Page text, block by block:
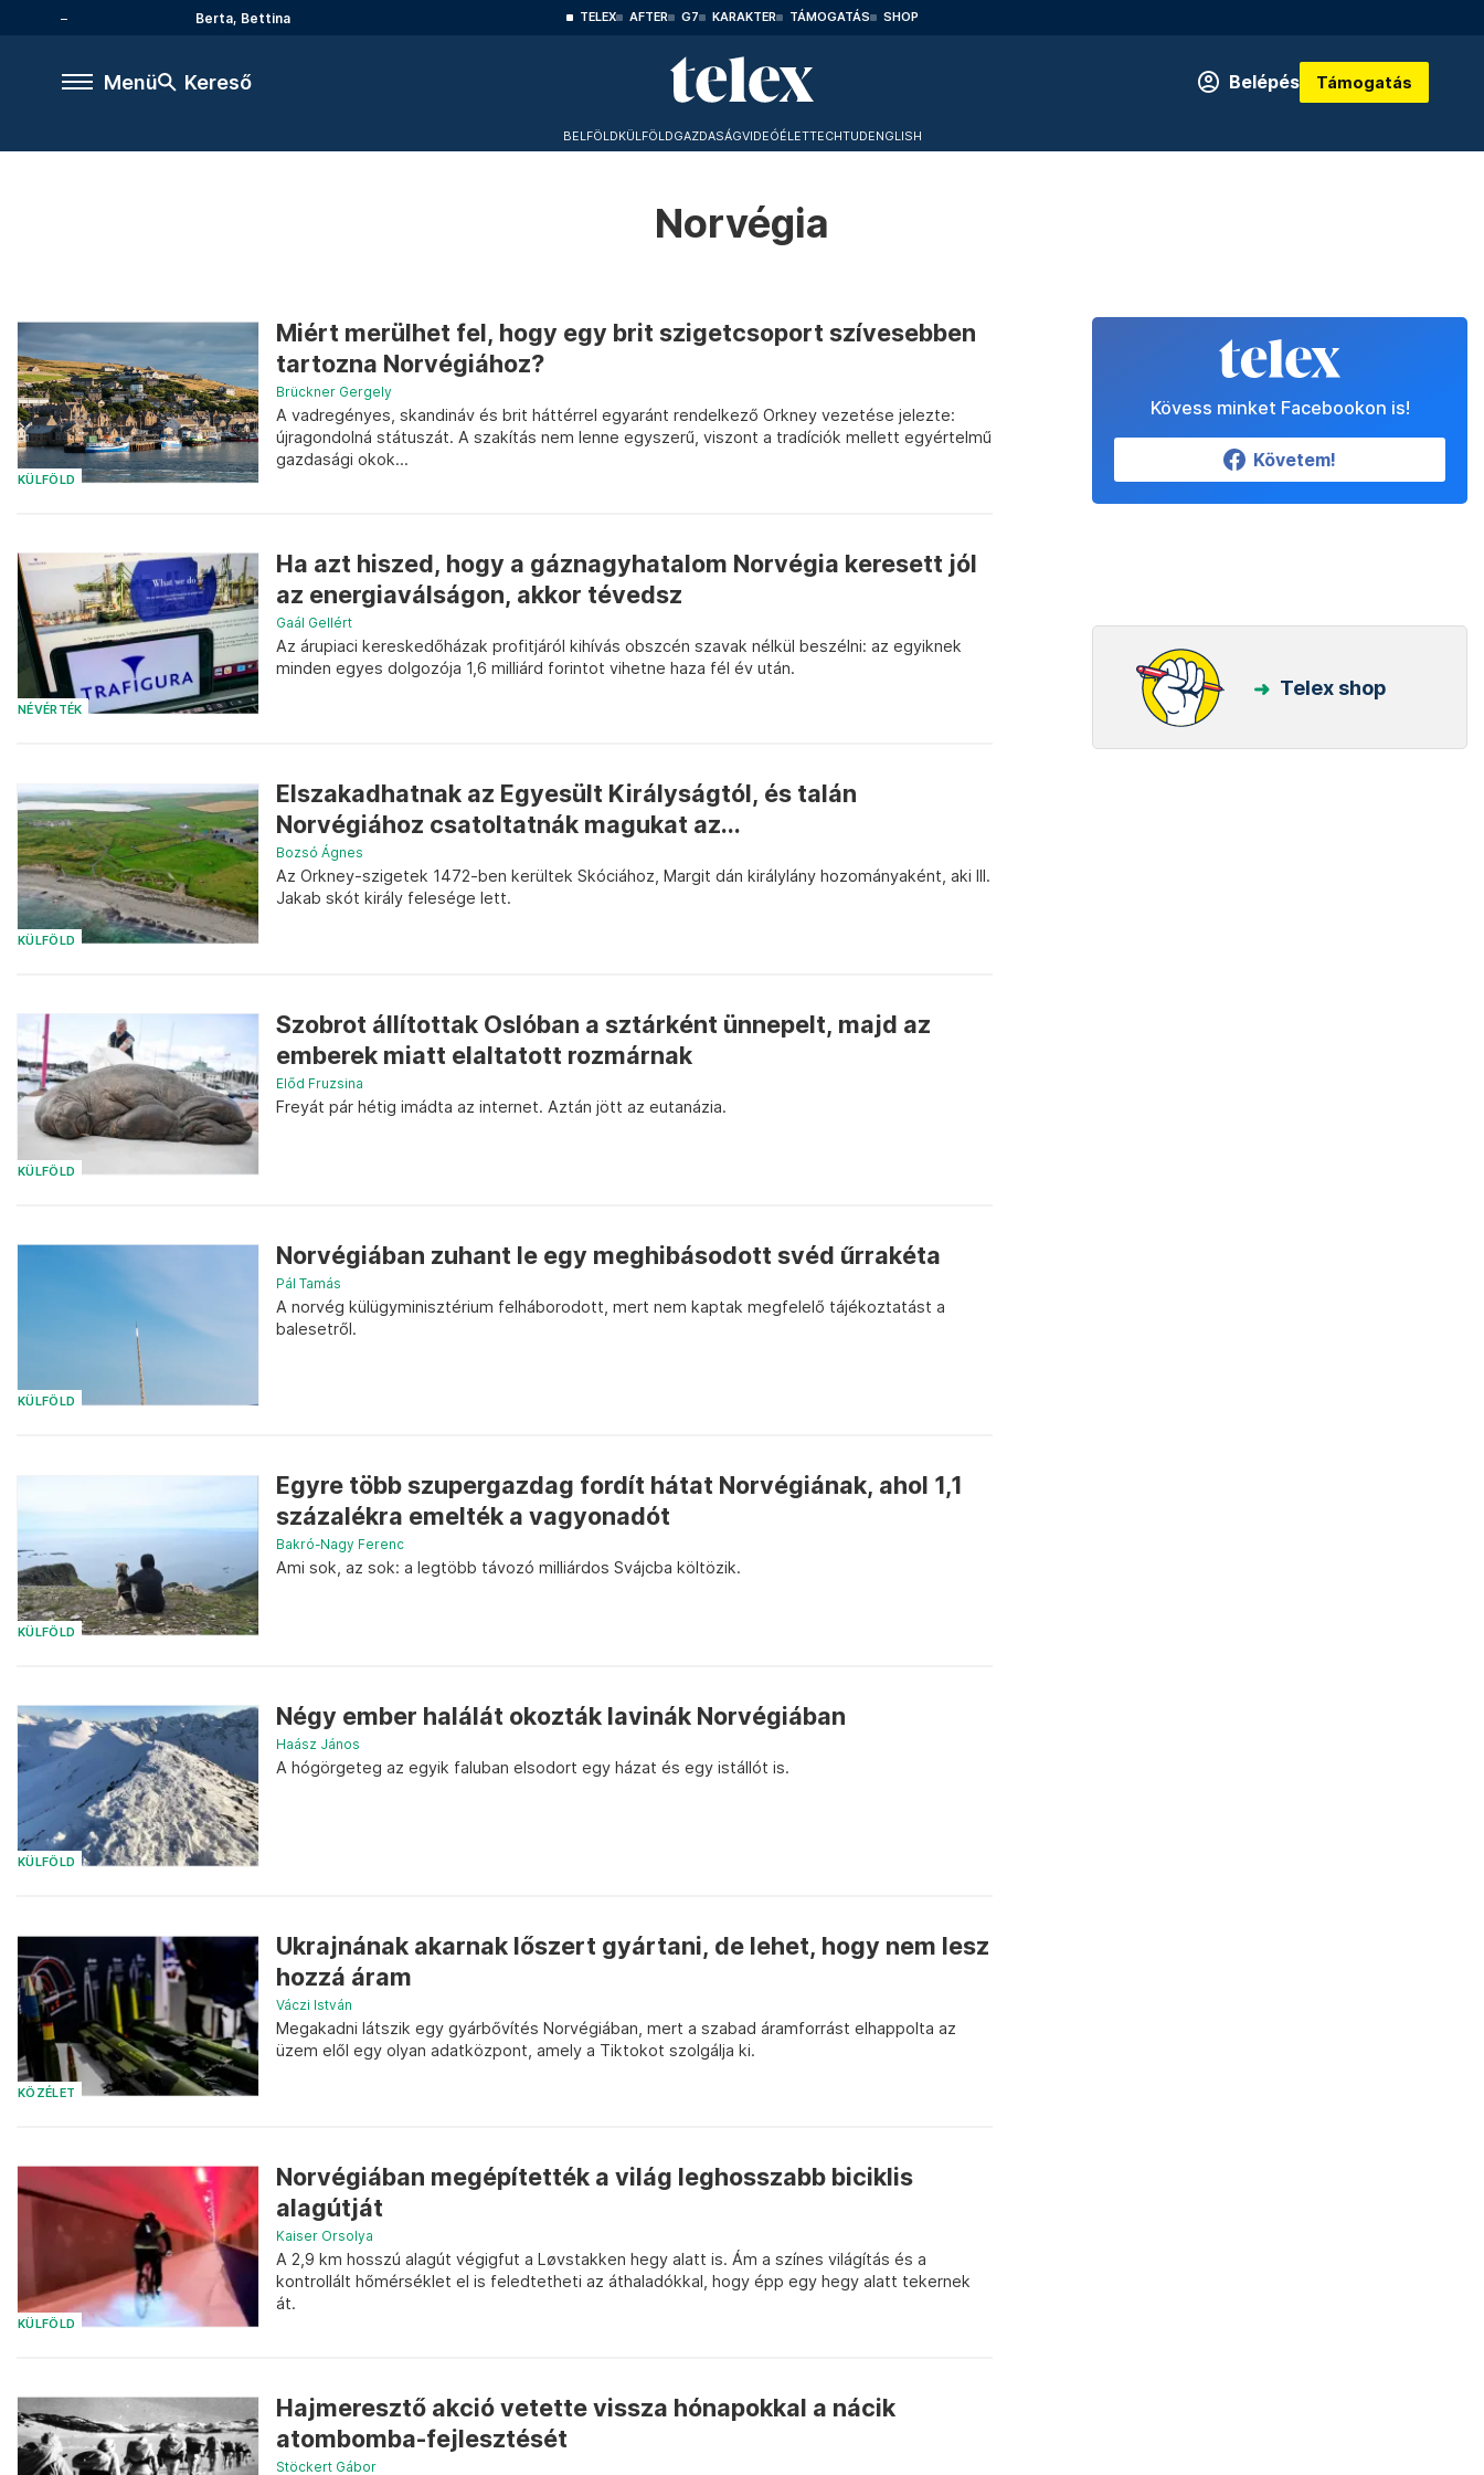
Berta, Bettina TELEX AFTER G7 KARAKTER TÁMOGATÁS SHOP
Menü Kereső Belépés Támogatás
BELFÖLDKÜLFÖLDGAZDASÁGVIDEÓÉLETTECHTUDENGLISH
Norvégia
KÜLFÖLD
Miért merülhet fel, hogy egy brit szigetcsoport szívesebben
tartozna Norvégiához?
Brückner Gergely
A vadregényes, skandináv és brit háttérrel egyaránt rendelkező Orkney vezetése jelezte:
újragondolná státuszát. A szakítás nem lenne egyszerű, viszont a tradíciók mellett egyértelmű
gazdasági okok...
NÉVÉRTÉK
Ha azt hiszed, hogy a gáznagyhatalom Norvégia keresett jól
az energiaválságon, akkor tévedsz
Gaál Gellért
Az árupiaci kereskedőházak profitjáról kihívás obszcén szavak nélkül beszélni: az egyiknek
minden egyes dolgozója 1,6 milliárd forintot vihetne haza fél év után.
KÜLFÖLD
Elszakadhatnak az Egyesült Királyságtól, és talán
Norvégiához csatoltatnák magukat az...
Bozsó Ágnes
Az Orkney-szigetek 1472-ben kerültek Skóciához, Margit dán királylány hozományaként, aki III.
Jakab skót király felesége lett.
KÜLFÖLD
Szobrot állítottak Oslóban a sztárként ünnepelt, majd az
emberek miatt elaltatott rozmárnak
Előd Fruzsina
Freyát pár hétig imádta az internet. Aztán jött az eutanázia.
KÜLFÖLD
Norvégiában zuhant le egy meghibásodott svéd űrrakéta
Pál Tamás
A norvég külügyminisztérium felháborodott, mert nem kaptak megfelelő tájékoztatást a
balesetről.
KÜLFÖLD
Egyre több szupergazdag fordít hátat Norvégiának, ahol 1,1
százalékra emelték a vagyonadót
Bakró-Nagy Ferenc
Ami sok, az sok: a legtöbb távozó milliárdos Svájcba költözik.
KÜLFÖLD
Négy ember halálát okozták lavinák Norvégiában
Haász János
A hógörgeteg az egyik faluban elsodort egy házat és egy istállót is.
KÖZÉLET
Ukrajnának akarnak lőszert gyártani, de lehet, hogy nem lesz
hozzá áram
Váczi István
Megakadni látszik egy gyárbővítés Norvégiában, mert a szabad áramforrást elhappolta az
üzem elől egy olyan adatközpont, amely a Tiktokot szolgálja ki.
KÜLFÖLD
Norvégiában megépítették a világ leghosszabb biciklis
alagútját
Kaiser Orsolya
A 2,9 km hosszú alagút végigfut a Løvstakken hegy alatt is. Ám a színes világítás és a
kontrollált hőmérséklet el is feledtetheti az áthaladókkal, hogy épp egy hegy alatt tekernek
át.
Hajmeresztő akció vetette vissza hónapokkal a nácik
atombomba-fejlesztését
Stöckert Gábor
Kövess minket Facebookon is!
Követem!
Telex shop